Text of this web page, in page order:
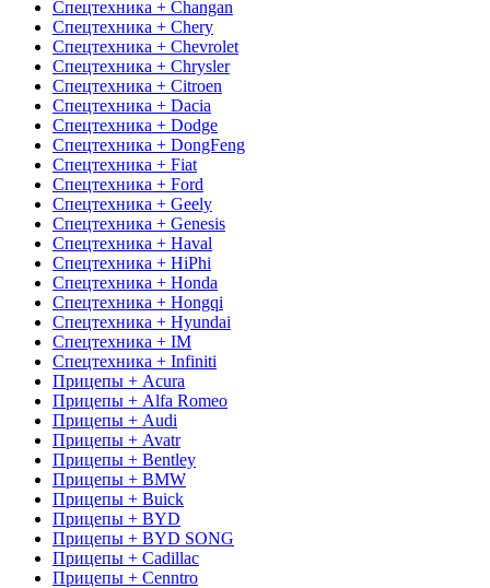
Спецтехника + Changan
Спецтехника + Chery
Спецтехника + Chevrolet
Спецтехника + Chrysler
Спецтехника + Citroen
Спецтехника + Dacia
Спецтехника + Dodge
Спецтехника + DongFeng
Спецтехника + Fiat
Спецтехника + Ford
Спецтехника + Geely
Спецтехника + Genesis
Спецтехника + Haval
Спецтехника + HiPhi
Спецтехника + Honda
Спецтехника + Hongqi
Спецтехника + Hyundai
Спецтехника + IM
Спецтехника + Infiniti
Прицепы + Acura
Прицепы + Alfa Romeo
Прицепы + Audi
Прицепы + Avatr
Прицепы + Bentley
Прицепы + BMW
Прицепы + Buick
Прицепы + BYD
Прицепы + BYD SONG
Прицепы + Cadillac
Прицепы + Cenntro